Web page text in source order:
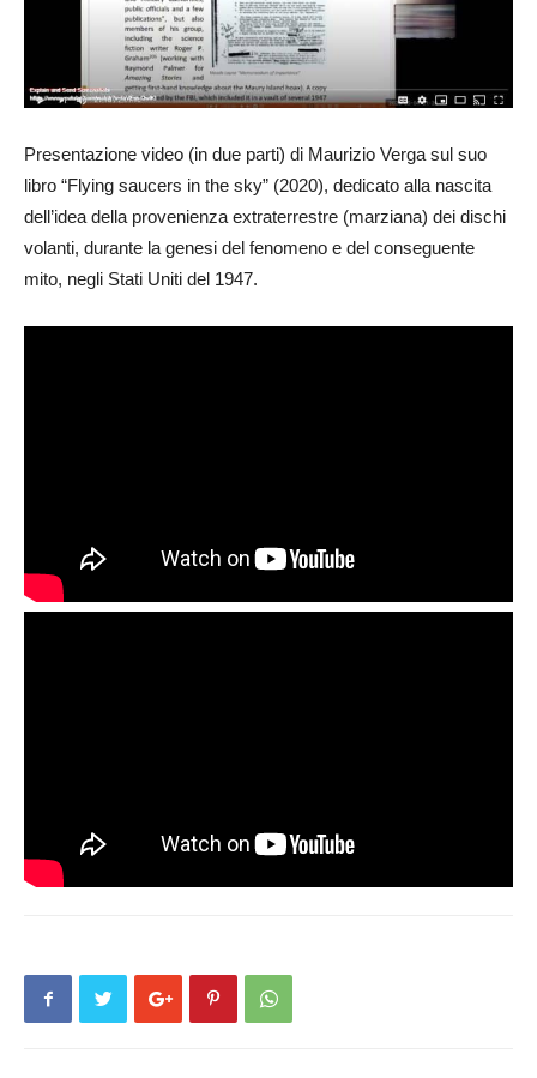
Presentazione video (in due parti) di Maurizio Verga sul suo
libro “Flying saucers in the sky” (2020), dedicato alla nascita
dell’idea della provenienza extraterrestre (marziana) dei dischi
volanti, durante la genesi del fenomeno e del conseguente
mito, negli Stati Uniti del 1947.